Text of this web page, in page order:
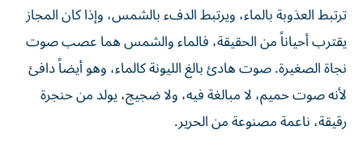
ترتبط العذوبة بالماء، ويرتبط الدفء بالشمس، وإذا كان المجاز
يقترب أحياناً من الحقيقة، فالماء والشمس هما عصب صوت
نجاة الصغيرة. صوت هادئ بالغ الليونة كالماء، وهو أيضاً دافئ
لأنه صوت حميم، لا مبالغة فيه، ولا ضجيج، يولد من حنجرة
رقيقة، ناعمة مصنوعة من الحرير.